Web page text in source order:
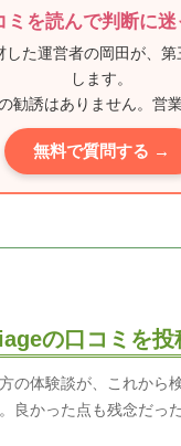
ミを読んで判断に迷
た運営者の岡田が、第
します。
勧誘はありません。営
無料で質問する →
の口コミを投
の体験談が、これから
良かった点も残念だっ